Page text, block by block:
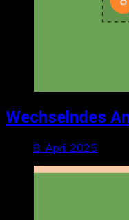
Wechselndes
8. April 2025